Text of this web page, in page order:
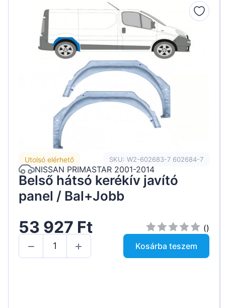
Peugeot
Renault
Seat
Skoda
Suzuki
Tesla
Utolsó elérhető SKU: W2-602683-7 602684-7
NISSAN PRIMASTAR 2001-2014
Belső hátsó kerékív javító
panel / Bal+Jobb
53 927 Ft
()
Kosárba teszem